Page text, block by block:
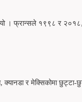
। फ्रान्सले १९९८ र
र मेक्सिकोमा छुट्टा-